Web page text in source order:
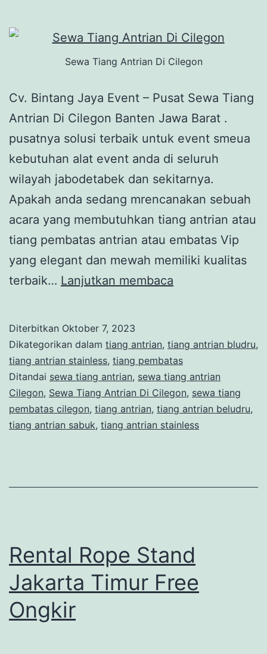
Sewa Tiang Antrian Di Cilegon
Cv. Bintang Jaya Event – Pusat Sewa Tiang
Antrian Di Cilegon Banten Jawa Barat .
pusatnya solusi terbaik untuk event smeua
kebutuhan alat event anda di seluruh
wilayah jabodetabek dan sekitarnya.
Apakah anda sedang mrencanakan sebuah
acara yang membutuhkan tiang antrian atau
tiang pembatas antrian atau embatas Vip
yang elegant dan mewah memiliki kualitas
terbaik… Lanjutkan membaca
Di
Cilegon
Diterbitkan Oktober 7, 2023
Dikategorikan dalam tiang antrian, tiang antrian bludru,
tiang antrian stainless, tiang pembatas
Ditandai sewa tiang antrian, sewa tiang antrian
Cilegon, Sewa Tiang Antrian Di Cilegon, sewa tiang
pembatas cilegon, tiang antrian, tiang antrian beludru,
tiang antrian sabuk, tiang antrian stainless
Rental Rope Stand
Jakarta Timur Free
Ongkir